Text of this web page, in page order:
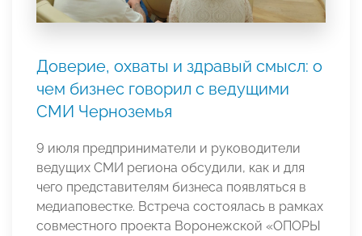
Доверие, охваты и здравый смысл: о
чем бизнес говорил с ведущими
СМИ Черноземья
9 июля предприниматели и руководители
ведущих СМИ региона обсудили, как и для
чего представителям бизнеса появляться в
медиаповестке. Встреча состоялась в рамках
совместного проекта Воронежской «ОПОРЫ